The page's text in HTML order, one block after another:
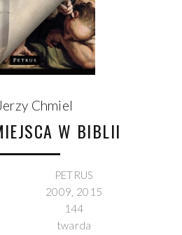
Chmiel
W BIBLII
PETRUS
2009, 2015
144
twarda